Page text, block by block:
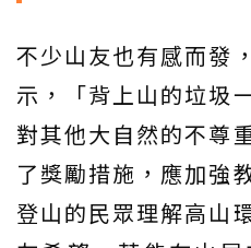
不少山友也有感而發
示，「背上山的垃圾
對其他大自然的不尊
了獎勵措施，應加強
登山的民眾理解高山